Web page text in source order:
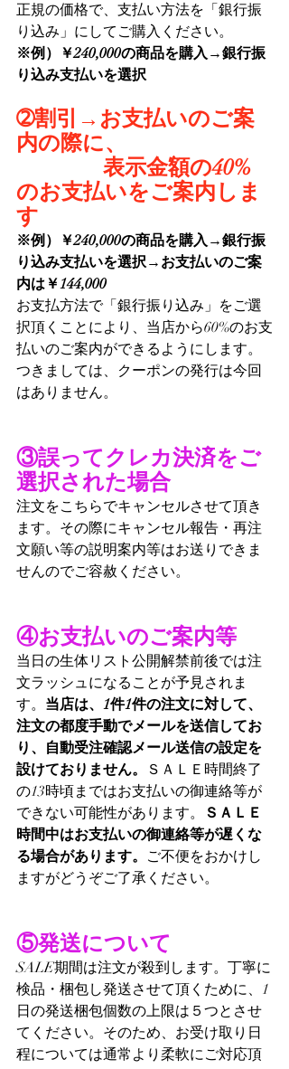
正規の価格で、支払い方法を「銀行振
り込み」にしてご購入ください。
※例）￥240,000の商品を購入→銀行振
り込み支払いを選択
➁割引→お支払いのご案
内の際に、
表示金額の40%
のお支払いをご案内しま
す
※例）￥240,000の商品を購入→銀行振
り込み支払いを選択→お支払いのご案
内は￥144,000
お支払方法で「銀行振り込み」をご選
択頂くことにより、当店から60%のお支
払いのご案内ができるようにします。
つきましては、クーポンの発行は今回
はありません。
③誤ってクレカ決済をご
選択された場合
注文をこちらでキャンセルさせて頂き
ます。その際にキャンセル報告・再注
文願い等の説明案内等はお送りできま
せんのでご容赦ください。
④お支払いのご案内等
当日の生体リスト公開解禁前後では注
文ラッシュになることが予見されま
す。 当店は、1件1件の注文に対して、
注文の都度手動でメールを送信してお
り、自動受注確認メール送信の設定を
設けておりません。
ＳＡＬＥ時間終了
の13時頃まではお支払いの御連絡等が
できない可能性があります。
ＳＡＬＥ
時間中はお支払いの御連絡等が遅くな
る場合があります。 ご不便をおかけし
ますがどうぞご了承ください。
⑤発送について
SALE期間は注文が殺到します。丁寧に
検品・梱包し発送させて頂くために、1
日の発送梱包個数の上限は５つとさせ
てください。そのため、お受け取り日
程については通常より柔軟にご対応頂